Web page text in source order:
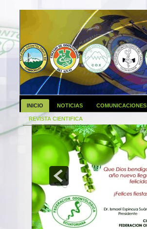
INICIO NOTICIAS COMUNICACIONES
REVISTA CIENTIFICA